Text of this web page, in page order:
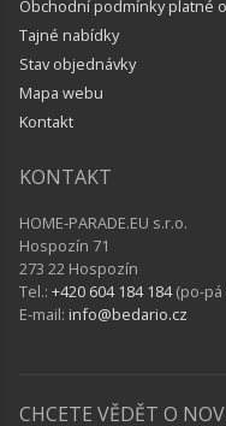
Obchodní podmínky platné
Tajné nabídky
Stav objednávky
Mapa webu
Kontakt
KONTAKT
HOME-PARADE.EU s.r.o.
Hospozín 71
273 22 Hospozín
Tel.: +420 604 184 184(po-pá
E-mail: info@bedario.cz
CHCETE VĚDĚT O